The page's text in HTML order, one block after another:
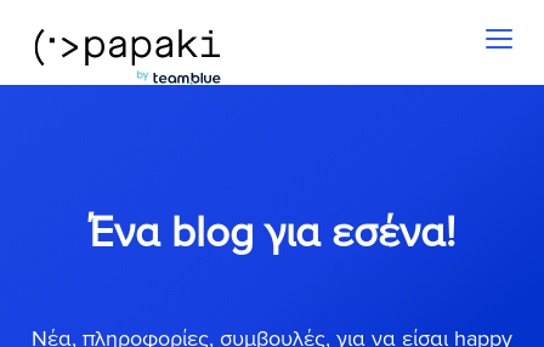
Ένα blog για εσένα!
Νέα, πληροφορίες, συμβουλές, για να είσαι happy